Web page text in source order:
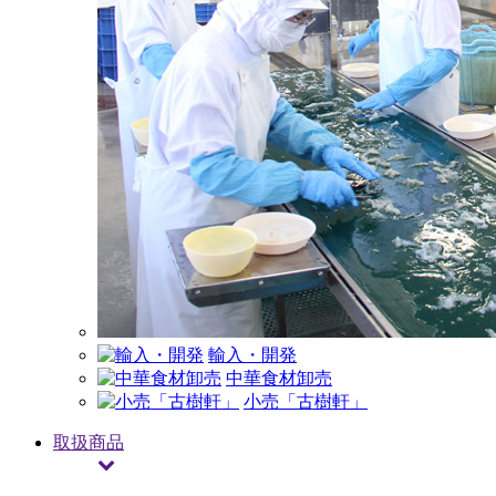
輸入・開発
中華食材卸売
小売「古樹軒」
取扱商品